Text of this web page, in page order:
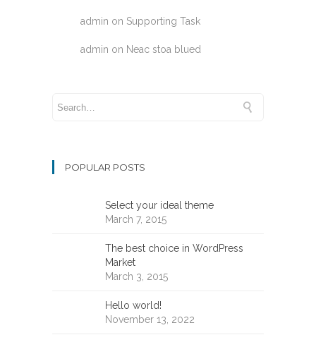
admin on Supporting Task
admin on Neac stoa blued
POPULAR POSTS
Select your ideal theme
March 7, 2015
The best choice in WordPress
Market
March 3, 2015
Hello world!
November 13, 2022